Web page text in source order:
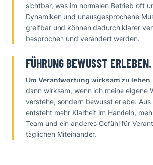
sichtbar, was im normalen Betrieb oft
Dynamiken und unausgesprochene
greifbar und können dadurch klarer
besprochen und verändert werden.
FÜHRUNG BEWUSST ERLEBEN.
Um Verantwortung wirksam zu leben.
dann wirksam, wenn ich meine eigene
verstehe, sondern bewusst erlebe. Aus
entsteht mehr Klarheit im Handeln,
Team und ein anderes Gefühl für
täglichen Miteinander.